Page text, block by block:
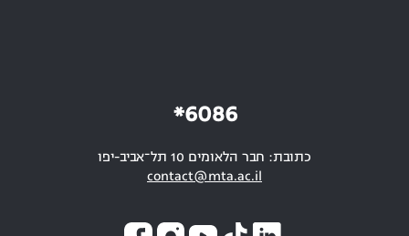
6086*
כתובת: חבר הלאומים 10 תל־אביב-יפו
contact@mta.ac.il